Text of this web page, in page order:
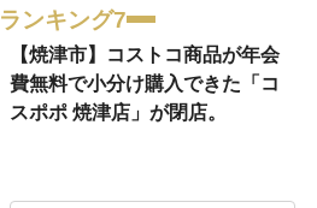
ランキング7
【焼津市】コストコ商品が年会
費無料で小分け購入できた「コ
スポポ 焼津店」が閉店。